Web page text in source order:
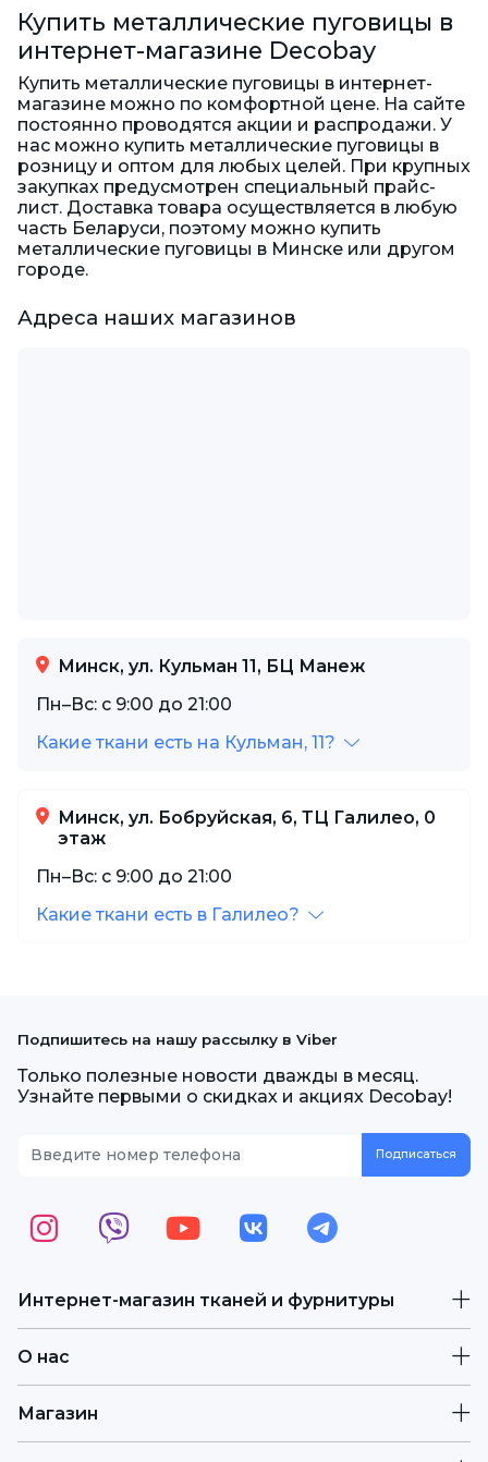
Купить металлические пуговицы в
интернет-магазине Decobay
Купить металлические пуговицы в интернет-
магазине можно по комфортной цене. На сайте
постоянно проводятся акции и распродажи. У
нас можно купить металлические пуговицы в
розницу и оптом для любых целей. При крупных
закупках предусмотрен специальный прайс-
лист. Доставка товара осуществляется в любую
часть Беларуси, поэтому можно купить
металлические пуговицы в Минске или другом
городе.
Адреса наших магазинов
Минск, ул. Кульман 11, БЦ Манеж
Пн–Вс: с 9:00 до 21:00
Какие ткани есть на Кульман, 11?
Минск, ул. Бобруйская, 6, ТЦ Галилео, 0
этаж
Пн–Вс: с 9:00 до 21:00
Какие ткани есть в Галилео?
Интернет-магазин тканей и фурнитуры
О нас
Магазин
Подпишитесь на нашу рассылку в Viber
Только полезные новости дважды в месяц.
Узнайте первыми о скидках и акциях Decobay!